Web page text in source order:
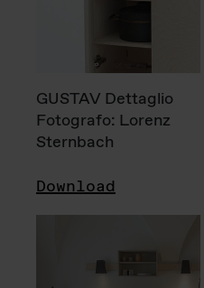
GUSTAV Dettaglio
Fotografo: Lorenz
Sternbach
Download